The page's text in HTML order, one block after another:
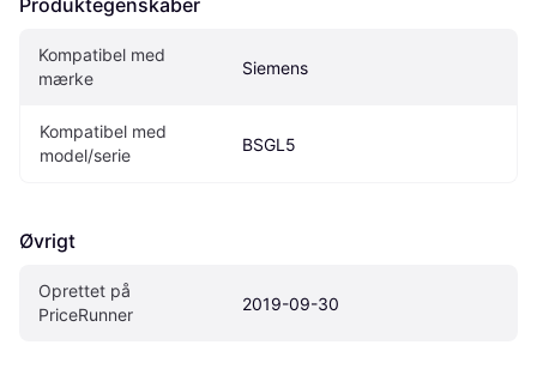
Produktegenskaber
Kompatibel med
mærke
Siemens
Kompatibel med
model/serie
BSGL5
Øvrigt
Oprettet på
PriceRunner
2019-09-30